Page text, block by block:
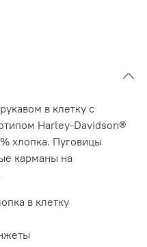
в клетку с
Harley-Davidson®
хлопка. Пуговицы
карманы на
в клетку